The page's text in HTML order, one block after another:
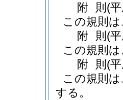
附 則 (
この規則
附 則 (
この規則
附 則 (
この規則
する。